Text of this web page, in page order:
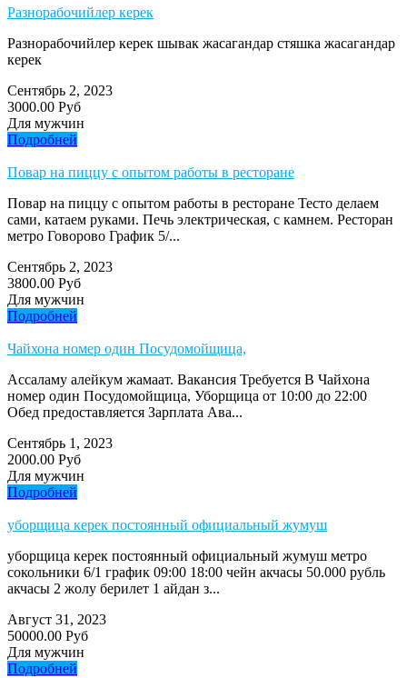
Разнорабочийлер керек
Разнорабочийлер керек шывак жасагандар стяшка жасагандар
керек
Сентябрь 2, 2023
3000.00 Руб
Для мужчин
Подробней
Повар на пиццу с опытом работы в ресторане
Повар на пиццу с опытом работы в ресторане Тесто делаем
сами, катаем руками. Печь электрическая, с камнем. Ресторан
метро Говорово График 5/...
Сентябрь 2, 2023
3800.00 Руб
Для мужчин
Подробней
Чайхона номер один Посудомойщица,
Ассаламу алейкум жамаат. Вакансия Требуется В Чайхона
номер один Посудомойщица, Уборщица от 10:00 до 22:00
Обед предоставляется Зарплата Ава...
Сентябрь 1, 2023
2000.00 Руб
Для мужчин
Подробней
уборщица керек постоянный официальный жумуш
уборщица керек постоянный официальный жумуш метро
сокольники 6/1 график 09:00 18:00 чейн акчасы 50.000 рубль
акчасы 2 жолу берилет 1 айдан з...
Август 31, 2023
50000.00 Руб
Для мужчин
Подробней